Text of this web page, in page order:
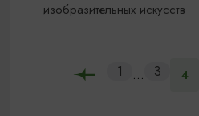
изобразительных искусств
1 ... 3 4